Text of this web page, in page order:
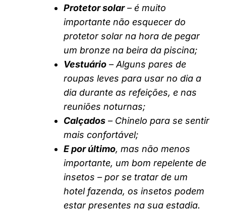
Protetor solar– é muito
importante não esquecer do
protetor solar na hora de pegar
um bronze na beira da piscina;
Vestuário – Alguns pares de
roupas leves para usar no dia a
dia durante as refeições, e nas
reuniões noturnas;
Calçados – Chinelo para se sentir
mais confortável;
E por último, mas não menos
importante, um bom repelente de
insetos – por se tratar de um
hotel fazenda, os insetos podem
estar presentes na sua estadia.